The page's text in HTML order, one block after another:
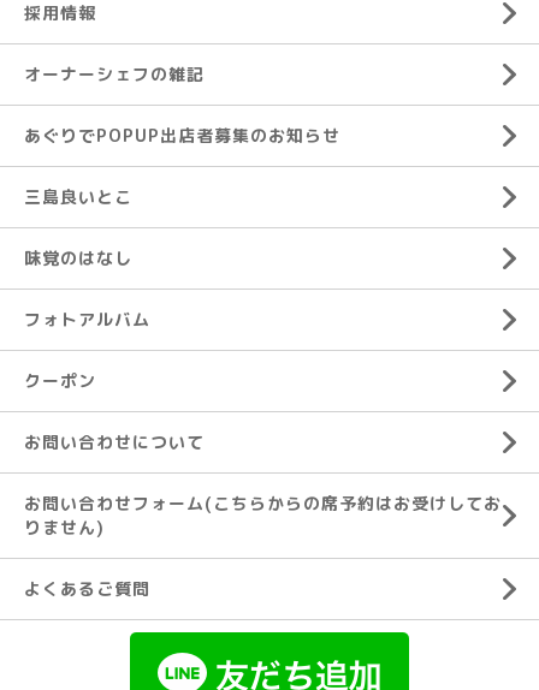
採用情報
オーナーシェフの雑記
あぐりでPOPUP出店者募集のお知らせ
三島良いとこ
味覚のはなし
フォトアルバム
クーポン
お問い合わせについて
お問い合わせフォーム(こちらからの席予約はお受けしてお
りません)
よくあるご質問